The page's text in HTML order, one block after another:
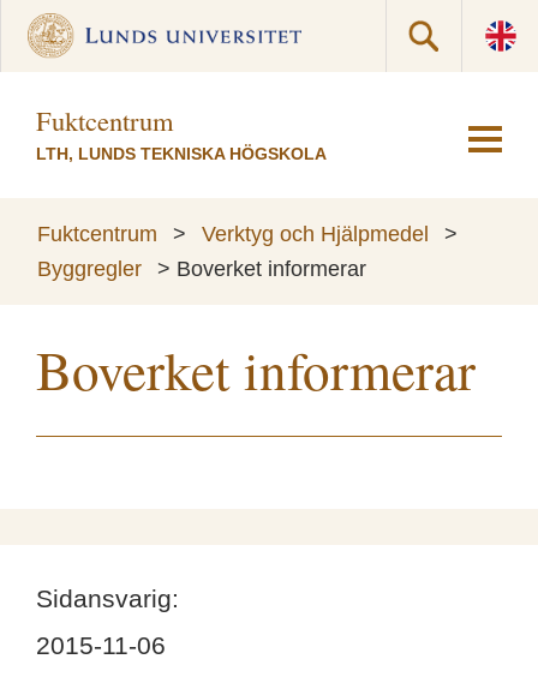
Fuktcentrum
LTH, LUNDS TEKNISKA HÖGSKOLA
Fuktcentrum > Verktyg och Hjälpmedel
>
Byggregler
> Boverket informerar
Boverket informerar
Sidansvarig:
2015-11-06